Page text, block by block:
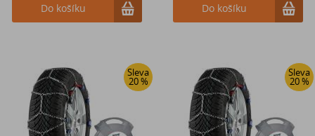
Do košíku
Do košíku
Sleva
20 %
Sleva
20 %